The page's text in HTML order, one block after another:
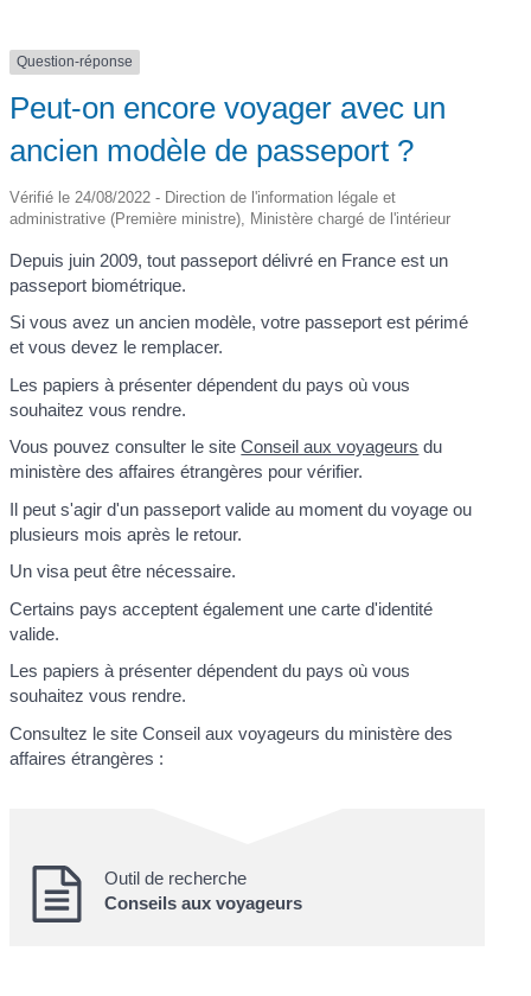
Question-réponse
Peut-on encore voyager avec un
ancien modèle de passeport ?
Vérifié le 24/08/2022 - Direction de l'information légale et
administrative (Première ministre), Ministère chargé de l'intérieur
Depuis juin 2009, tout passeport délivré en France est un
passeport biométrique.
Si vous avez un ancien modèle, votre passeport est périmé
et vous devez le remplacer.
Les papiers à présenter dépendent du pays où vous
souhaitez vous rendre.
Vous pouvez consulter le siteConseil aux voyageurs du
ministère des affaires étrangères pour vérifier.
Il peut s'agir d'un passeport valide au moment du voyage ou
plusieurs mois après le retour.
Un visa peut être nécessaire.
Certains pays acceptent également une carte d'identité
valide.
Les papiers à présenter dépendent du pays où vous
souhaitez vous rendre.
Consultez le site Conseil aux voyageurs du ministère des
affaires étrangères :
Outil de recherche
Conseils aux voyageurs